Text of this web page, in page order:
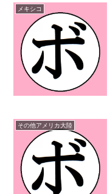
メキシコ
その他アメリカ大陸